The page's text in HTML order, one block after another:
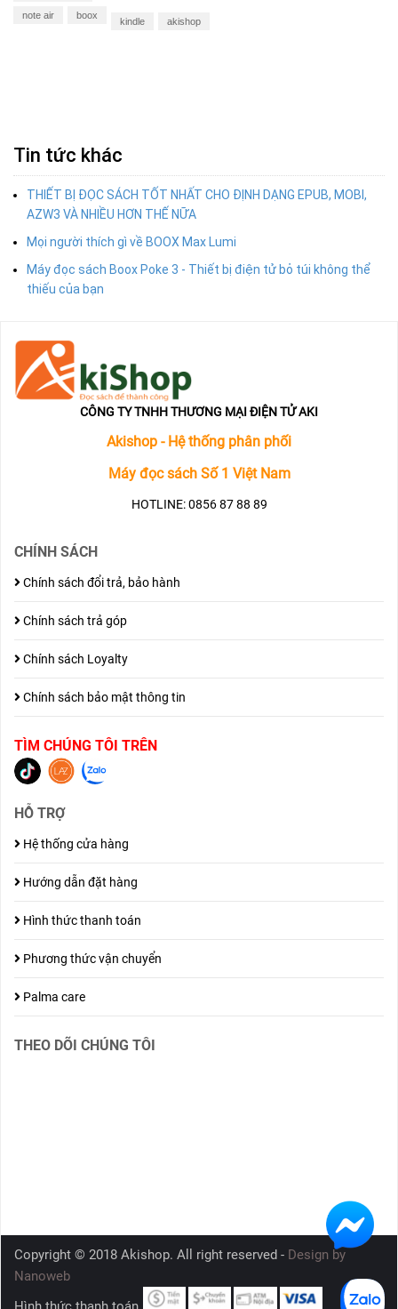
note air boox
kindle akishop
Tin tức khác
THIẾT BỊ ĐỌC SÁCH TỐT NHẤT CHO ĐỊNH DẠNG EPUB, MOBI,
AZW3 VÀ NHIỀU HƠN THẾ NỮA
Mọi người thích gì về BOOX Max Lumi
Máy đọc sách Boox Poke 3 - Thiết bị điện tử bỏ túi không thể
thiếu của bạn
CÔNG TY TNHH THƯƠNG MẠI ĐIỆN TỬ AKI
Akishop - Hệ thống phân phối
Máy đọc sách Số 1 Việt Nam
HOTLINE: 0856 87 88 89
CHÍNH SÁCH
Chính sách đổi trả, bảo hành
Chính sách trả góp
Chính sách Loyalty
Chính sách bảo mật thông tin
TÌM CHÚNG TÔI TRÊN
HỖ TRỢ
Hệ thống cửa hàng
Hướng dẫn đặt hàng
Hình thức thanh toán
Phương thức vận chuyển
Palma care
THEO DÕI CHÚNG TÔI
Copyright © 2018 Akishop. All right reserved - Design by
Nanoweb